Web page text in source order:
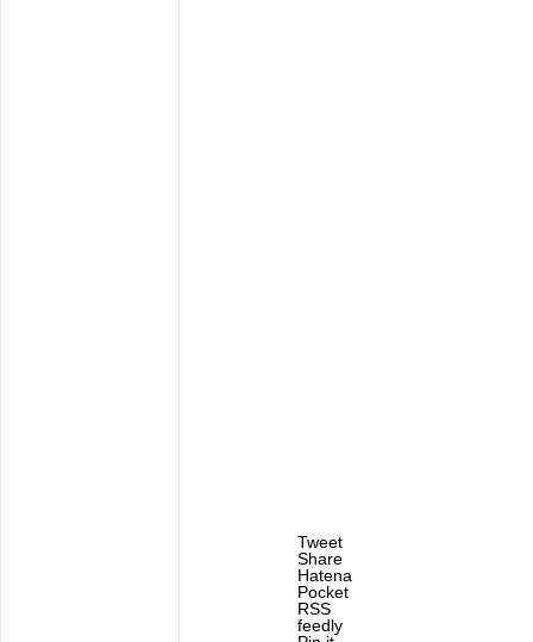
Tweet
Share
Hatena
Pocket
RSS
feedly